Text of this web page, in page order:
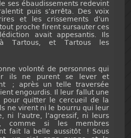
ses ébaudissements redevint
puis s’arrêta. Des voix
et les crissements d’un
proche firent sursauter ces
avait appesantis. Ils
Tartous, et Tartous les
volonté de personnes qui
ils ne purent se lever et
; après un telle traversée
engourdis. Il leur fallut une
pour quitter le cercueil de la
ne virent ni le bourru qui leur
ni l’autre, l’agressif, ni leurs
comme si les membres
fait la belle aussitôt ! Sous